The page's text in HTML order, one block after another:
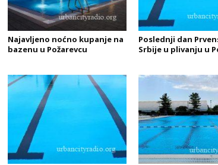
Najavljeno noćno kupanje na
bazenu u Požarevcu
Poslednji dan
Srbije u plivanju u